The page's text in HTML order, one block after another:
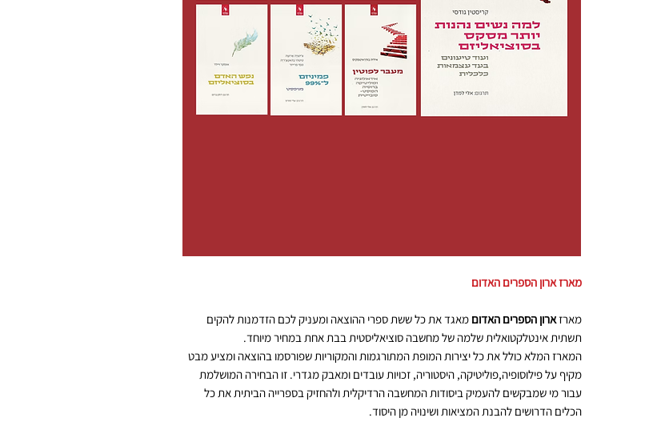
מארז ארון הספרים האדום
מארזארון הספרים האדום מאגד את כל ששת ספרי ההוצאה ומעניק לכם הזדמנות להקים
תשתית אינטלקטואלית שלמה של מחשבה סוציאליסטית בבת אחת במחיר מיוחד.
המארז המלא כולל את כל יצירות המופת המתורגמות והמקוריות שפורסמו בהוצאה ומציע מבט
מקיף על פילוסופיה,פוליטיקה, היסטוריה, זכויות עובדים ומאבק מגדרי. זו הבחירה המושלמת
עבור מי שמבקשים להעמיק ביסודות המחשבה הרדיקלית ולהחזיק בספרייה הביתית את כל
הכלים הדרושים להבנת המציאות ושינויה מן היסוד.